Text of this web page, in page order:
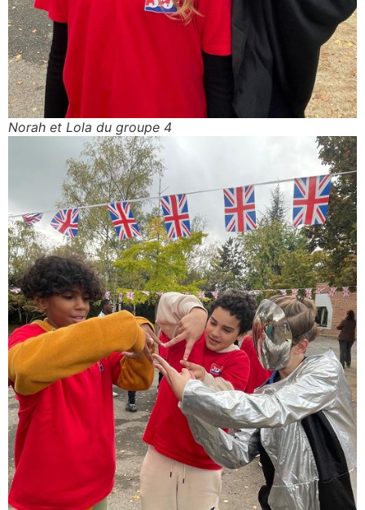
Norah et Lola du groupe 4